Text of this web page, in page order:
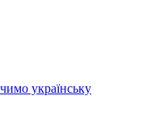
українську